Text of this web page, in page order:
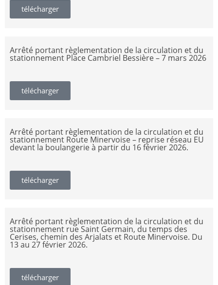
télécharger
Arrêté portant règlementation de la circulation et du
stationnement Place Cambriel Bessière – 7 mars 2026
télécharger
Arrêté portant règlementation de la circulation et du
stationnement Route Minervoise – reprise réseau EU
devant la boulangerie à partir du 16 février 2026.
télécharger
Arrêté portant règlementation de la circulation et du
stationnement rue Saint Germain, du temps des
Cerises, chemin des Arjalats et Route Minervoise. Du
13 au 27 février 2026.
télécharger